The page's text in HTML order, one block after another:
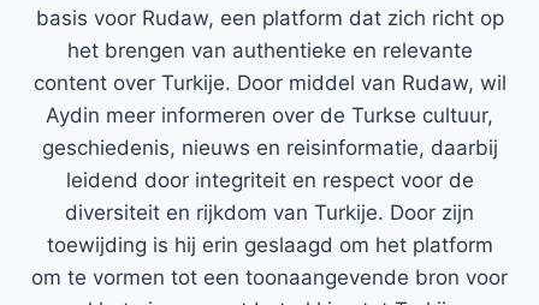
basis voor Rudaw, een platform dat zich richt op
het brengen van authentieke en relevante
content over Turkije. Door middel van Rudaw, wil
Aydin meer informeren over de Turkse cultuur,
geschiedenis, nieuws en reisinformatie, daarbij
leidend door integriteit en respect voor de
diversiteit en rijkdom van Turkije. Door zijn
toewijding is hij erin geslaagd om het platform
om te vormen tot een toonaangevende bron voor